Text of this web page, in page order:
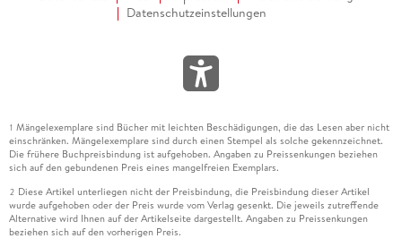
Datenschutzeinstellungen
1 Mängelexemplare sind Bücher mit leichten Beschädigungen, die das Lesen aber nicht
einschränken. Mängelexemplare sind durch einen Stempel als solche gekennzeichnet.
Die frühere Buchpreisbindung ist aufgehoben. Angaben zu Preissenkungen beziehen
sich auf den gebundenen Preis eines mangelfreien Exemplars.
2 Diese Artikel unterliegen nicht der Preisbindung, die Preisbindung dieser Artikel
wurde aufgehoben oder der Preis wurde vom Verlag gesenkt. Die jeweils zutreffende
Alternative wird Ihnen auf der Artikelseite dargestellt. Angaben zu Preissenkungen
beziehen sich auf den vorherigen Preis.